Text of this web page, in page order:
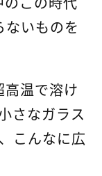
いものを
高温で溶け
さなガラス
こんなに広